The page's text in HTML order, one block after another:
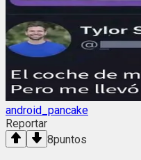
android_pancake
Reportar
8puntos